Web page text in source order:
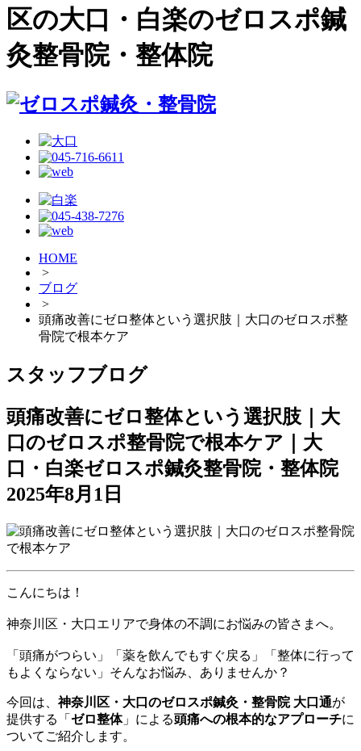
区の大口・白楽のゼロスポ鍼
灸整骨院・整体院
HOME
>
ブログ
>
頭痛改善にゼロ整体という選択肢｜大口のゼロスポ整
骨院で根本ケア
スタッフブログ
頭痛改善にゼロ整体という選択肢｜大
口のゼロスポ整骨院で根本ケア｜大
口・白楽ゼロスポ鍼灸整骨院・整体院
2025年8月1日
こんにちは！
神奈川区・大口エリアで身体の不調にお悩みの皆さまへ。
「頭痛がつらい」「薬を飲んでもすぐ戻る」「整体に行って
もよくならない」そんなお悩み、ありませんか？
今回は、神奈川区・大口のゼロスポ鍼灸・整骨院 大口通が
提供する「 ゼロ整体」による頭痛への根本的なアプローチに
ついてご紹介します。